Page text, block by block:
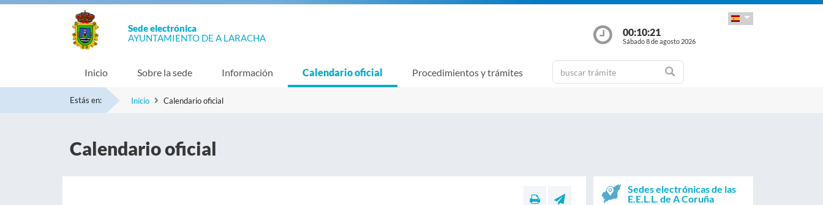
Sede electrónica
AYUNTAMIENTO DE A LARACHA
00:10:21
Sábado 8 de agosto 2026
Inicio Sobre la sede Información Calendario oficial Procedimientos y trámites
Estás en: Inicio Calendario oficial
Calendario oficial
Sedes electrónicas de las
E.E.L.L. de A Coruña